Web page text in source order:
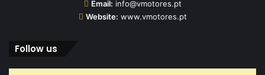
Email: info@vmotores.pt
Website: www.vmotores.pt
Follow us